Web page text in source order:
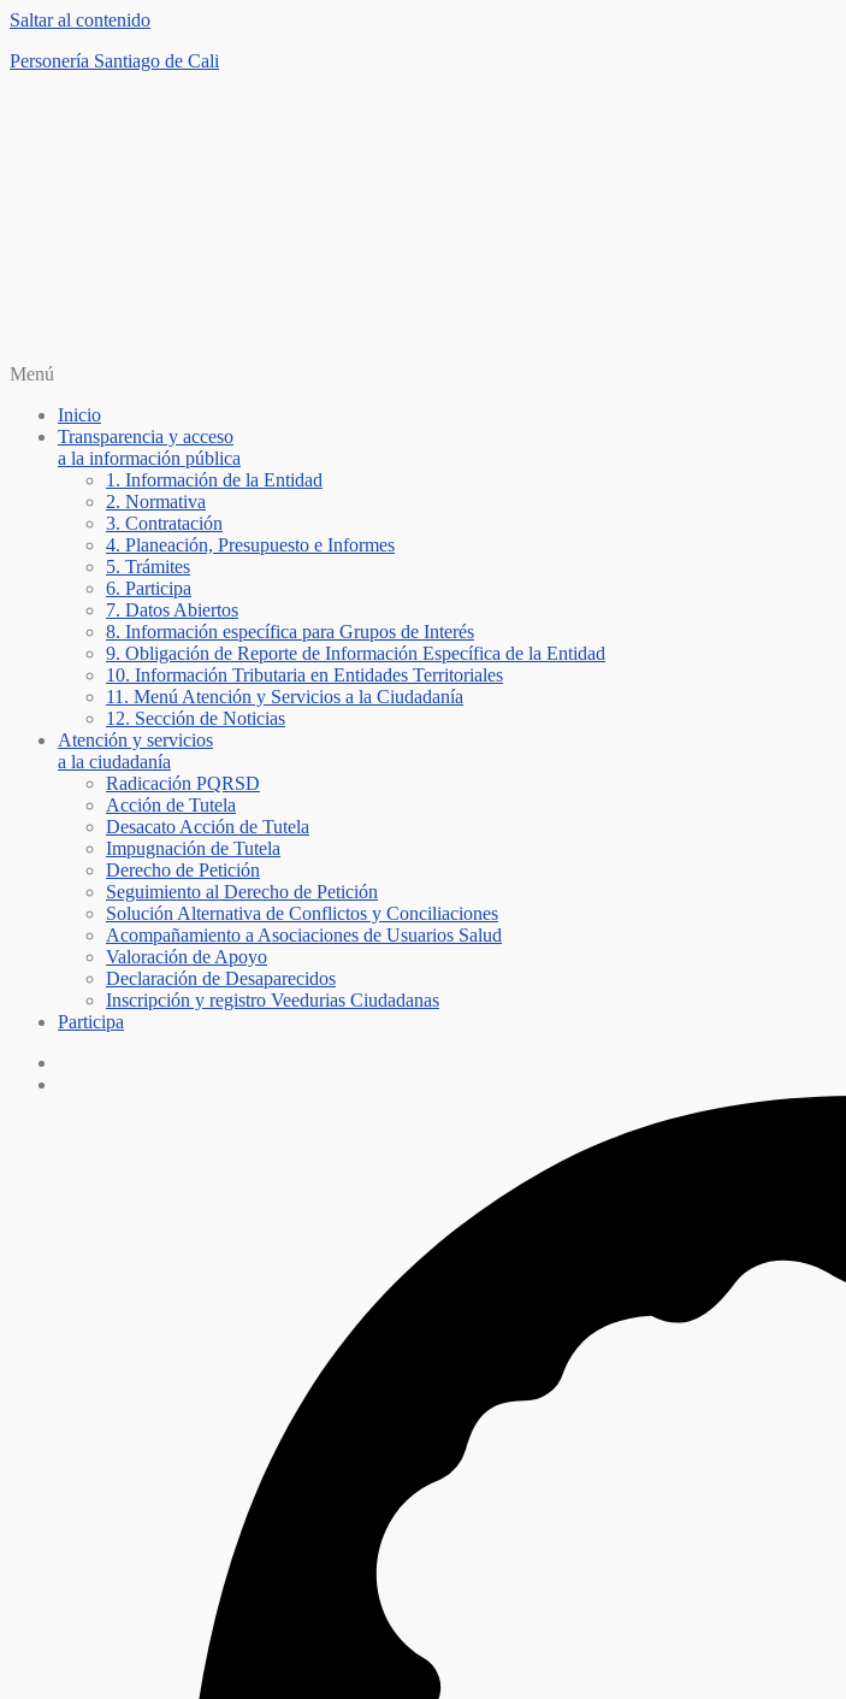
Saltar al contenido
Personería Santiago de Cali
Menú
Inicio
Transparencia y acceso
a la información pública
1. Información de la Entidad
2. Normativa
3. Contratación
4. Planeación, Presupuesto e Informes
5. Trámites
6. Participa
7. Datos Abiertos
8. Información específica para Grupos de Interés
9. Obligación de Reporte de Información Específica de la Entidad
10. Información Tributaria en Entidades Territoriales
11. Menú Atención y Servicios a la Ciudadanía
12. Sección de Noticias
Atención y servicios
a la ciudadanía
Radicación PQRSD
Acción de Tutela
Desacato Acción de Tutela
Impugnación de Tutela
Derecho de Petición
Seguimiento al Derecho de Petición
Solución Alternativa de Conflictos y Conciliaciones
Acompañamiento a Asociaciones de Usuarios Salud
Valoración de Apoyo
Declaración de Desaparecidos
Inscripción y registro Veedurias Ciudadanas
Participa